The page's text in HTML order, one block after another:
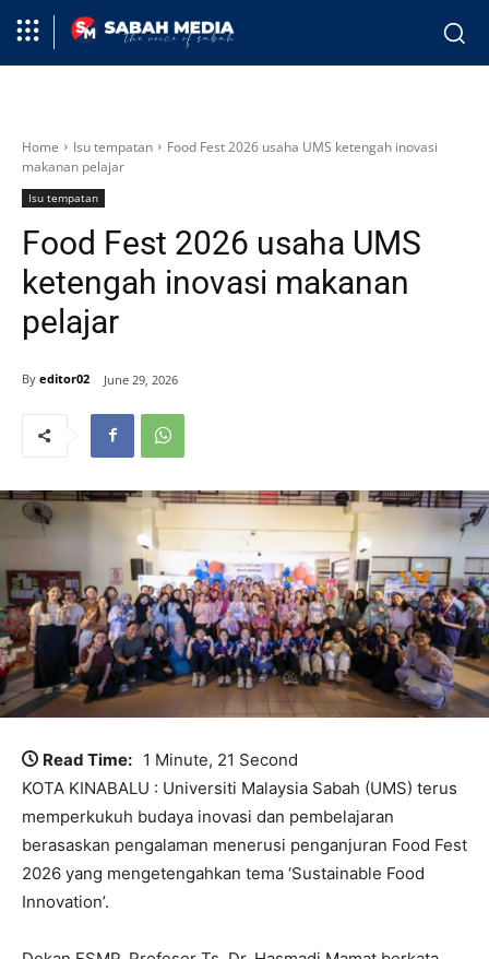
Home Isu tempatan
Food Fest 2026 usaha UMS ketengah inovasi
makanan pelajar
Isu tempatan
Food Fest 2026 usaha UMS
ketengah inovasi makanan
pelajar
By editor02 June 29, 2026
Read Time: 1 Minute, 21 Second
KOTA KINABALU : Universiti Malaysia Sabah (UMS) terus
memperkukuh budaya inovasi dan pembelajaran
berasaskan pengalaman menerusi penganjuran Food Fest
2026 yang mengetengahkan tema ‘Sustainable Food
Innovation’.